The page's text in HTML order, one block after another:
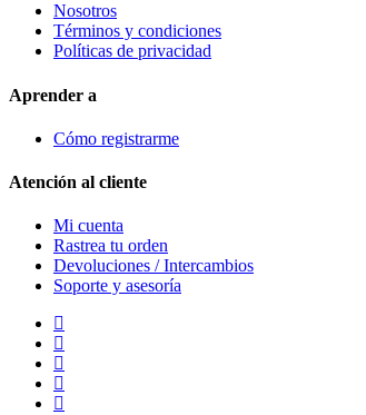
Nosotros
Términos y condiciones
Políticas de privacidad
Aprender a
Cómo registrarme
Atención al cliente
Mi cuenta
Rastrea tu orden
Devoluciones / Intercambios
Soporte y asesoría